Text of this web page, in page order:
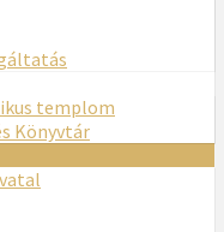
templom
Könyvtár